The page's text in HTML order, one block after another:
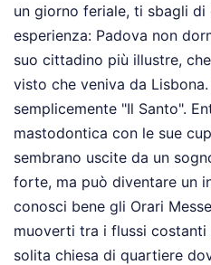
un giorno feriale, ti sbagli
esperienza: Padova non
suo cittadino più illustre,
visto che veniva da
semplicemente "Il Santo".
mastodontica con le sue
sembrano uscite da un
forte, ma può diventare un
conosci bene gli Orari
muoverti tra i flussi costanti
solita chiesa di quartiere